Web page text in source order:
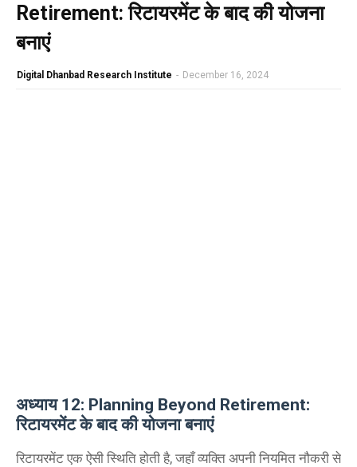
Retirement: रिटायरमेंट के बाद की योजना
बनाएं
Digital Dhanbad Research Institute - December 16, 2024
अध्‍याय 12: Planning Beyond Retirement:
रिटायरमेंट के बाद की योजना बनाएं
रिटायरमेंट एक ऐसी स्थिति होती है, जहाँ व्यक्ति अपनी नियमित नौकरी से